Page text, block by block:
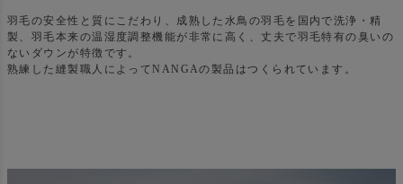
羽毛の安全性と質にこだわり、成熟した水鳥の羽毛を国内で洗浄・精
製、羽毛本来の温湿度調整機能が非常に高く、丈夫で羽毛特有の臭いの
ないダウンが特徴です。
熟練した縫製職人によってNANGAの製品はつくられています。